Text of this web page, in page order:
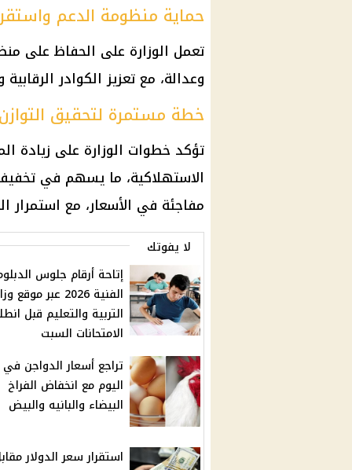
حماية منظومة الدعم
تعمل الوزارة على الحفاظ على
وعدالة، مع تعزيز الكوادر
خطة مستمرة لتحقيق
تؤكد خطوات الوزارة على زيادة
الاستهلاكية، ما يسهم في
مفاجئة في الأسعار، مع استمرار
لا يفوتك
إتاحة أرقام جلوس
الفنية 2026 عبر موقع
التربية والتعليم قبل
الامتحانات السبت
تراجع أسعار الدواجن
اليوم مع انخفاض الفراخ
البيضاء والبانيه والبيض
استقرار سعر الدولار